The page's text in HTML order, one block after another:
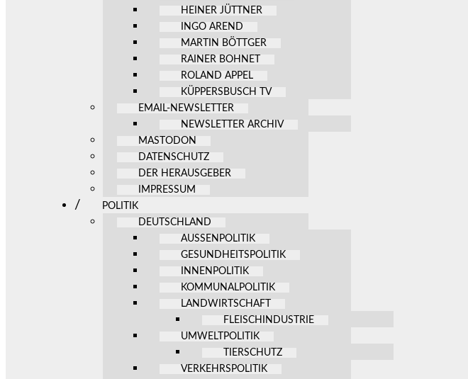
HEINER JÜTTNER
INGO AREND
MARTIN BÖTTGER
RAINER BOHNET
ROLAND APPEL
KÜPPERSBUSCH TV
EMAIL-NEWSLETTER
NEWSLETTER ARCHIV
MASTODON
DATENSCHUTZ
DER HERAUSGEBER
IMPRESSUM
POLITIK
DEUTSCHLAND
AUSSENPOLITIK
GESUNDHEITSPOLITIK
INNENPOLITIK
KOMMUNALPOLITIK
LANDWIRTSCHAFT
FLEISCHINDUSTRIE
UMWELTPOLITIK
TIERSCHUTZ
VERKEHRSPOLITIK